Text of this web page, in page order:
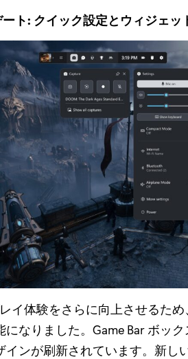
ト: クイック設定とウィジェッ
イ体験をさらに向上させるた
なりました。Game Bar ボッ
インが刷新されています。新し